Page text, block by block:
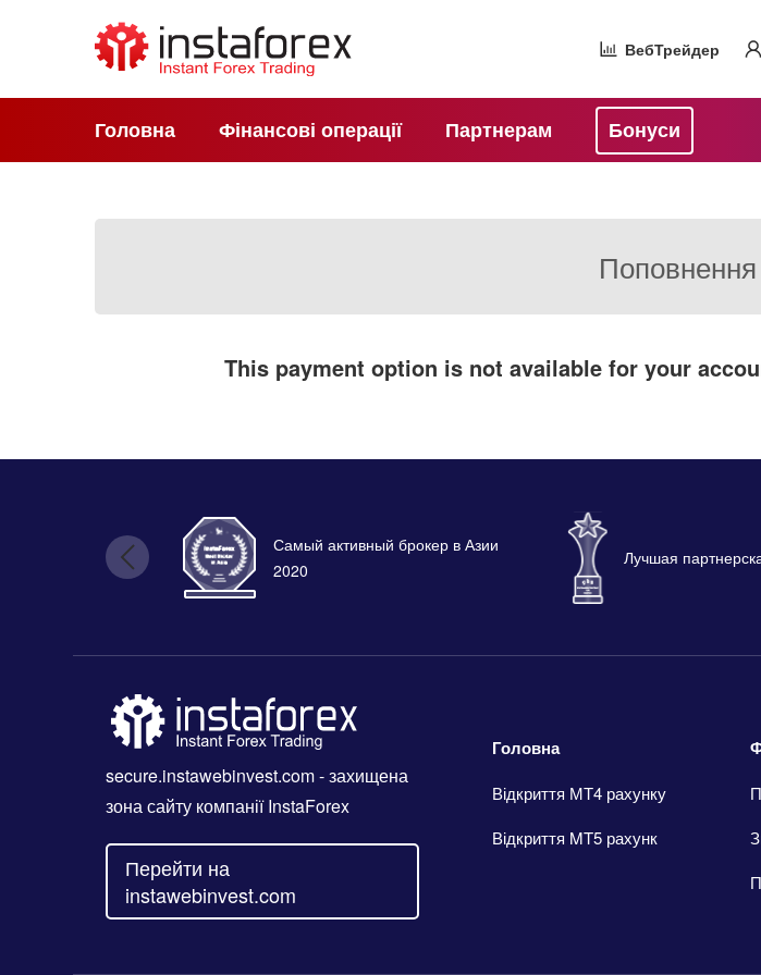
ВебТрейдер
Головна Фінансові операції Партнерам Бонуси
This payment option is not available for your
Самый активный брокер в Азии
2020
Лучшая
secure.instawebinvest.com- захищена
зона сайту компанії InstaForex
Перейти на
instawebinvest.com
Головна
Відкриття МТ4 рахунку
Відкриття MT5 рахунк